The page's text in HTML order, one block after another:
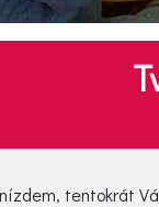
tentokrát